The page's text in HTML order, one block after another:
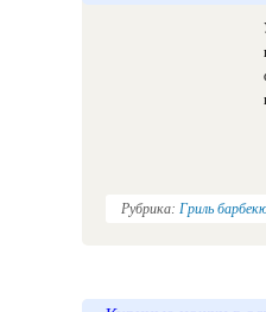
Рубрика: Гриль